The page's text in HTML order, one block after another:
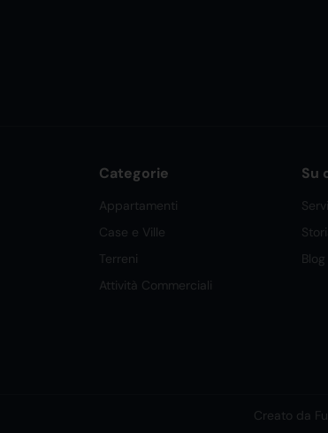
Categorie
Appartamenti
Case e Ville
Terreni
Attività Commerciali
Su
Blog
Creato da